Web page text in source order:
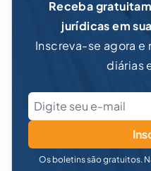
Receba
jurídicas em
Inscreva-se agora e
diárias
Os boletins são gratuitos.